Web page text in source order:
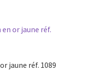
jaune réf. 1089